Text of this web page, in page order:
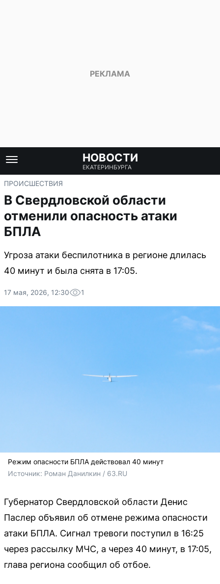
НОВОСТИ
ЕКАТЕРИНБУРГА
ПРОИСШЕСТВИЯ
В Свердловской области
отменили опасность атаки
БПЛА
Угроза атаки беспилотника в регионе длилась
40 минут и была снята в 17:05.
17 мая, 2026, 12:30 1
Режим опасности БПЛА действовал 40 минут
Источник: Роман Данилкин / 63.RU
Губернатор Свердловской области Денис
Паслер объявил об отмене режима опасности
атаки БПЛА. Сигнал тревоги поступил в 16:25
через рассылку МЧС, а через 40 минут, в 17:05,
глава региона сообщил об отбое.